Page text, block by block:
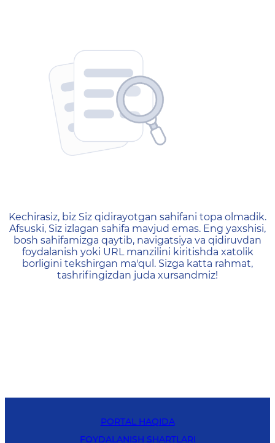
404 — Страница не
Kechirasiz, biz Siz qidirayotgan sahifani topa olmadik.
Afsuski, Siz izlagan sahifa mavjud emas. Eng yaxshisi,
bosh sahifamizga qaytib, navigatsiya va qidiruvdan
foydalanish yoki URL manzilini kiritishda xatolik
borligini tekshirgan ma'qul. Sizga katta rahmat,
tashrifingizdan juda xursandmiz!
PORTAL HAQIDA
FOYDALANISH SHARTLARI